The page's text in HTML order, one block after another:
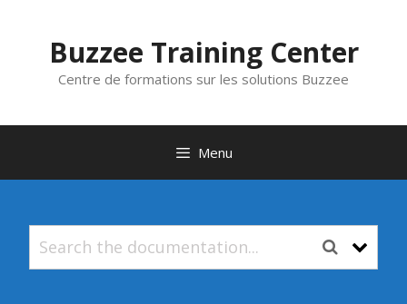
contenuBuzzee Training Center
Centre de formations sur les solutions Buzzee
Menu